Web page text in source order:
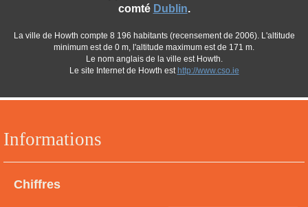
Informations
Chiffres
comté Dublin.
La ville de Howth compte 8 196 habitants (recensement de 2006). L'altitude
minimum est de 0 m, l'altitude maximum est de 171 m.
Le nom anglais de la ville est Howth.
Le site Internet de Howth est http://www.cso.ie